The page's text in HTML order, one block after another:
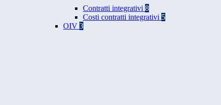
Contratti integrativi 8
Costi contratti integrativi 5
OIV 3